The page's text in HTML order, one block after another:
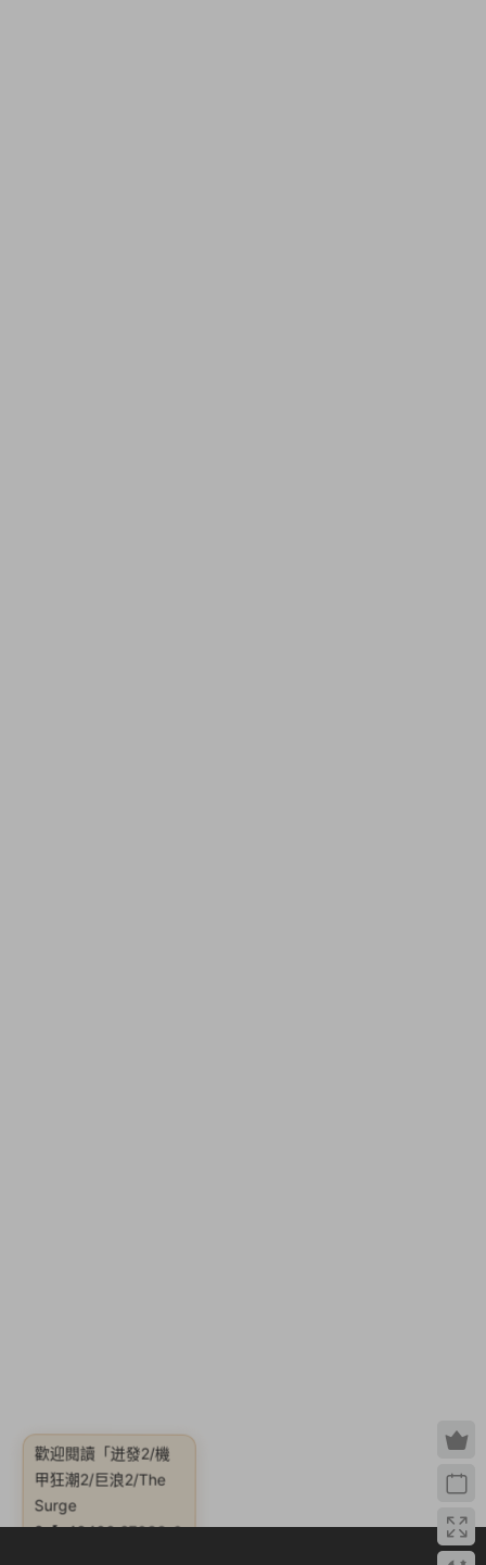
歡迎閱讀 「迸發2/機
甲狂潮2/巨浪2/The
Surge
2【v40400.27033_2
0200330版|容量
16.4GB|官方簡體中
文|贈多項修改器|贈一